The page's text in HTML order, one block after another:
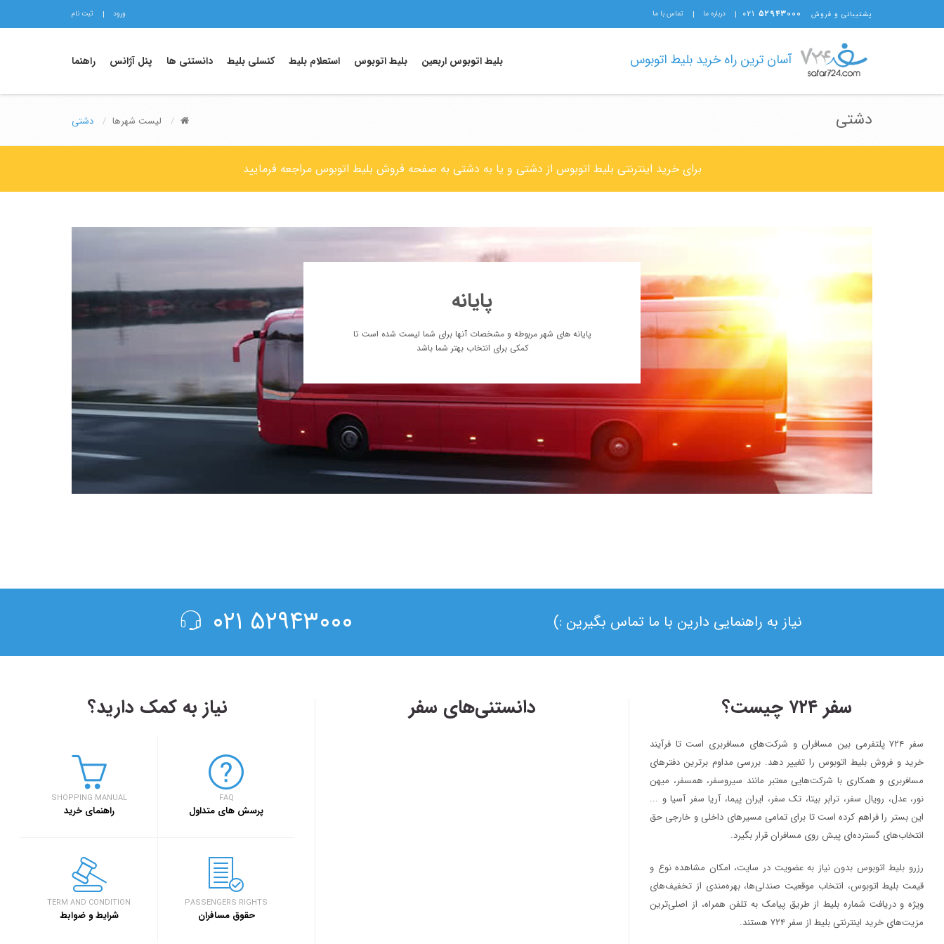
پشتیبانی و فروش ۵۲۹۴۳۰۰۰ ۰۲۱ درباره ما تماس با ما ورود ثبت نام
آسان ترین راه خرید بلیط اتوبوس بلیط اتوبوس اربعین بلیط اتوبوس استعلام بلیط کنسلی بلیط دانستنی ها پنل آژانس راهنما
دشتی لیست شهرها دشتی
برای خرید اینترنتی بلیط اتوبوس از دشتی و یا به دشتی به صفحه فروش بلیط اتوبوس مراجعه فرمایید
پایانه
پایانه های شهر مربوطه و مشخصات آنها برای شما لیست شده است تا
کمکی برای انتخاب بهتر شما باشد
نیاز به راهنمایی دارین با ما تماس بگیرین :) ۵۲۹۴۳۰۰۰ ۰۲۱
سفر ۷۲۴ چیست؟
سفر ۷۲۴ پلتفرمی بین مسافران و شرکت‌های مسافربری است تا فرآیند
خرید و فروش بلیط اتوبوس را تغییر دهد. بررسی مداوم برترین دفترهای
مسافربری و همکاری با شرکت‌هایی معتبر مانند سیروسفر، همسفر، میهن‌
نور، عدل، رویال سفر، ترابر بیتا، تک سفر، ایران پیما، آریا سفر آسیا و ...
این بستر را فراهم کرده است تا برای تمامی مسیرهای داخلی و خارجی حق
انتخاب‌های گسترده‌ای پیش روی مسافران قرار بگیرد.
رزرو بلیط اتوبوس بدون نیاز به عضویت در سایت، امکان مشاهده نوع و
قیمت بلیط اتوبوس، انتخاب موقعیت صندلی‌ها، بهره‌مندی از تخفیف‌های
ویژه و دریافت شماره‌ بلیط از طریق پیامک به تلفن همراه، از اصلی‌ترین
مزیت‌های خرید اینترنتی بلیط از سفر ۷۲۴ هستند.
دانستنی‌های سفر
بلیط اتوبوس مستقیم به نجف : راهی ساده برای شرکت در پیاده روی
اربعین ۱۴۰۳
وبلاگ
بلیط اتوبوس تهران به نجف : بهترین انتخاب برای شرکت در پیاده روی
اربعین ۱۴۰۳
رویداد بزرگ گردشگری «میدان تا میدان»، به مناسبت یکم آذر ماه روز
اربعین ۱۴۰۳
نیاز به کمک دارید؟
SHOPPING MANUAL
راهنمای خرید
FAQ
پرسش های متداول
TERM AND CONDITION
شرایط و ضوابط
PASSENGERS RIGHTS
حقوق مسافران